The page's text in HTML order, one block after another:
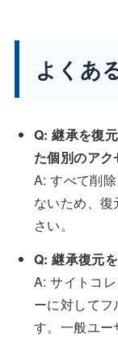
よくあ
Q: 継承を復
た個別のア
A: すべて削
ないため、
さい。
Q: 継承復元
A: サイトコ
ーに対して
す。一般ユー